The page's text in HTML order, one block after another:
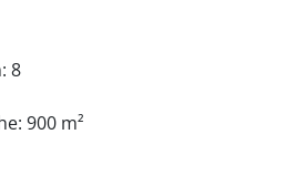
8
900 m²